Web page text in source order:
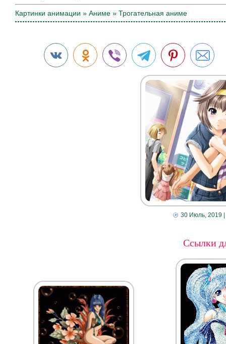
Картинки анимации » Аниме » Трогательная аниме
30 Июль, 2019
Ссылки